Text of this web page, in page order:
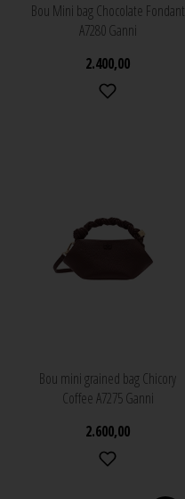
Bou Mini bag Chocolate Fondant
A7280 Ganni
2.400,00
Bou mini grained bag Chicory
Coffee A7275 Ganni
2.600,00